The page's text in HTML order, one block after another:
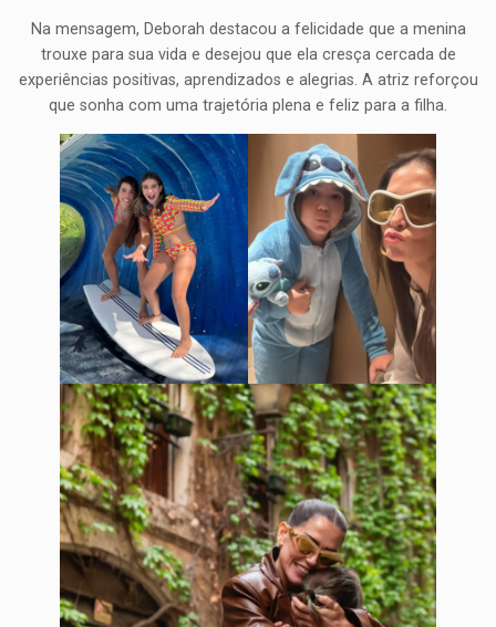
Na mensagem, Deborah destacou a felicidade que a menina
trouxe para sua vida e desejou que ela cresça cercada de
experiências positivas, aprendizados e alegrias. A atriz reforçou
que sonha com uma trajetória plena e feliz para a filha.